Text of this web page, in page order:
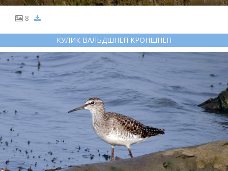
8
КУЛИК ВАЛЬДШНЕП КРОНШНЕП